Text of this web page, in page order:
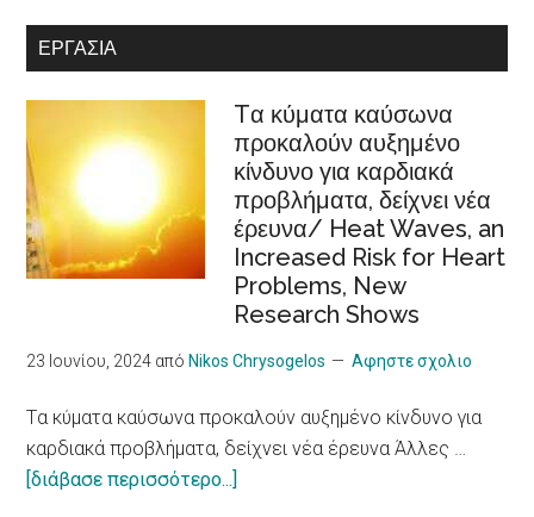
στην
Φροντίδας
/Recognition
of
cooperatives
in
the
European
Care
Strategy
ΕΡΓΑΣΊΑ
Tα κύματα καύσωνα
προκαλούν αυξημένο
κίνδυνο για καρδιακά
προβλήματα, δείχνει νέα
έρευνα/ Heat Waves, an
Increased Risk for Heart
Problems, New
Research Shows
23 Ιουνίου, 2024 από Nikos Chrysogelos Αφηστε σχολιο
Tα κύματα καύσωνα προκαλούν αυξημένο κίνδυνο για
καρδιακά προβλήματα, δείχνει νέα έρευνα Άλλες …
[διάβασε περισσότερο...]